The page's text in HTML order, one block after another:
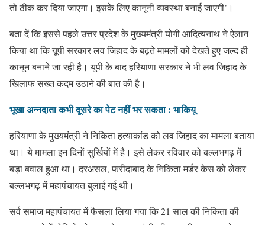
तो ठीक कर दिया जाएगा। इसके लिए कानूनी व्यवस्था बनाई जाएगी’।
बता दें कि इससे पहले उत्तर प्रदेश के मुख्यमंत्री योगी आदित्यनाथ ने ऐलान
किया था कि यूपी सरकार लव जिहाद के बढ़ते मामलों को देखते हुए जल्द ही
कानून बनाने जा रही है। यूपी के बाद हरियाणा सरकार ने भी लव जिहाद के
खिलाफ सख्त कदम उठाने की बात की है।
भूखा अन्नदाता कभी दूसरे का पेट नहीं भर सकता : भाकियू
हरियाणा के मुख्यमंत्री ने निकिता हत्याकांड को लव जिहाद का मामला बताया
था। ये मामला इन दिनों सुर्खियों में है। इसे लेकर रविवार को बल्लभगढ़ में
बड़ा बवाल हुआ था। दरअसल, फरीदाबाद के निकिता मर्डर केस को लेकर
बल्लभगढ़ में महापंचायत बुलाई गई थी।
सर्व समाज महापंचायत में फैसला लिया गया कि 21 साल की निकिता की